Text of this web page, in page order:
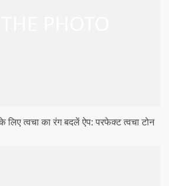
त्वचा का रंग बदलें ऐप: परफेक्ट त्वचा टोन